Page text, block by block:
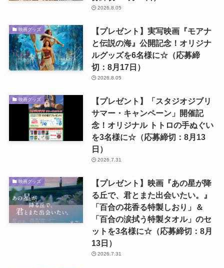
2026.8.05
映画グッズ
【プレゼント】実写映画『モアナ
と伝説の海』公開記念！オリジナ
ルグッズを6名様に☆（応募締
切：8月17日）
2026.8.05
映画グッズ
【プレゼント】「スタジオジブリ
サマー・キャンペーン」開催記
念！オリジナル トトロの手ぬぐい
を3名様に☆（応募締切：8月13
日）
2026.7.31
映画グッズ
【プレゼント】映画『あの星が降
る丘で、君とまた出会いたい。』
「百合の花香る特製しおり」＆
「百合の涙拭う特製タオル」のセ
ットを3名様に☆（応募締切：8月
13日）
2026.7.31